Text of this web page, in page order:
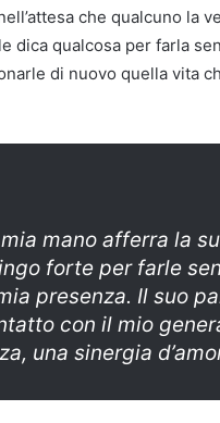
che qualcuno la
dica qualcosa per farla
di nuovo quella vita
mano afferra la
forte per farle
presenza. Il suo
con il mio
una sinergia